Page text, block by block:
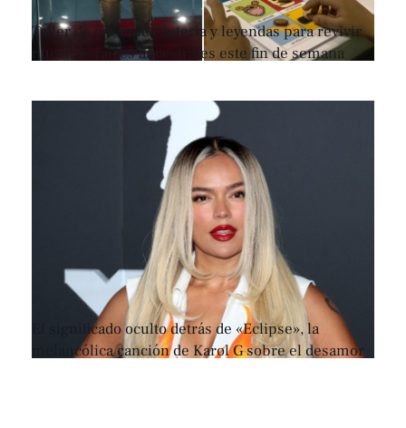
Taller de cerámica, lotería y leyendas para revivir
nuestras raíces ancestrales este fin de semana
El significado oculto detrás de «Eclipse», la
melancólica canción de Karol G sobre el desamor